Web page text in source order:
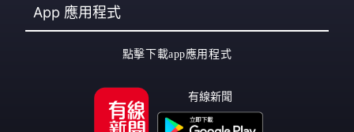
App 應用程式
點擊下載app應用程式
有線新聞